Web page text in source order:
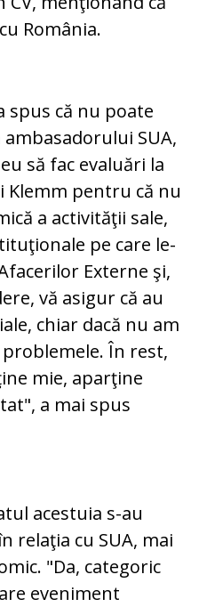
România.
spus că nu poate
SUA,
să fac evaluări la
Klemm pentru că nu
a activităţii sale,
pe care le-
Externe şi,
vă asigur că au
chiar dacă nu am
În rest,
mie, aparţine
a mai spus
acestuia s-au
relaţia cu SUA, mai
"Da, categoric
eveniment